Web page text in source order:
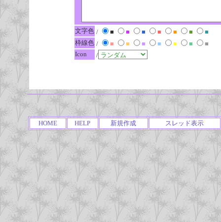
文字色 / ■ ■ ■ ■ ■ ■
■
枠線色 / ■ ■ ■ ■ ■ ■
■
Icon
/
HOME HELP 新規作成 スレッド表示